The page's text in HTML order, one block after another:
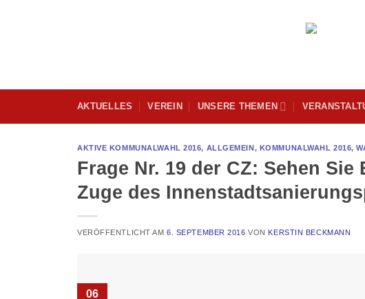
AKTUELLES VEREIN UNSERE THEMEN
AKTIVE KOMMUNALWAHL 2016, ALLGEMEIN, KOMMUNALWAHL 2016,
Frage Nr. 19 der CZ: Sehen
Zuge des
VERÖFFENTLICHT AM6. SEPTEMBER 2016 VON KERSTIN BECKMANN
06